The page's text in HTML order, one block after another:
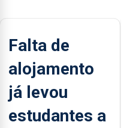
Falta de
alojamento
já levou
estudantes a